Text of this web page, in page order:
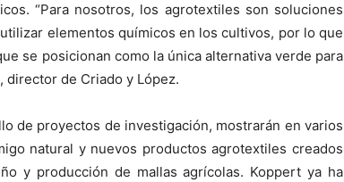
“Para nosotros, los agrotextiles son soluciones
elementos químicos en los cultivos, por lo que
se posicionan como la única alternativa verde para
director de Criado y López.
de proyectos de investigación, mostrarán en varios
natural y nuevos productos agrotextiles creados
y producción de mallas agrícolas. Koppert ya ha